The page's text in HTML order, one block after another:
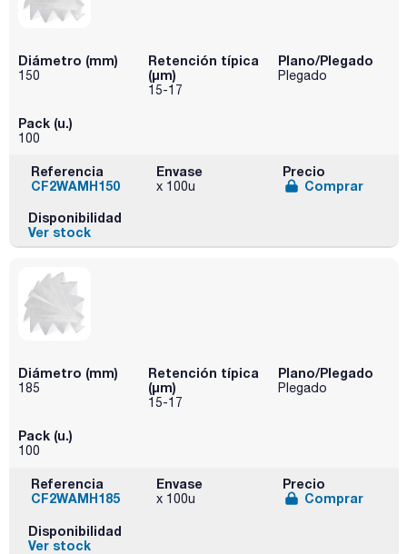
Diámetro (mm)
150
Retención típica
(µm)
15-17
Plano/Plegado
Plegado
Pack (u.)
100
Referencia
CF2WAMH150
Envase
x 100u
Precio
Comprar
Disponibilidad
Ver stock
Diámetro (mm)
185
Retención típica
(µm)
15-17
Plano/Plegado
Plegado
Pack (u.)
100
Referencia
CF2WAMH185
Envase
x 100u
Precio
Comprar
Disponibilidad
Ver stock